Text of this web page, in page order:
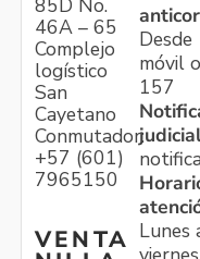
46A – 65
Complejo
logístico
San
Cayetano
Conmutador:
+57 (601)
7965150
VENTA
Desde
móvil
157
Lunes